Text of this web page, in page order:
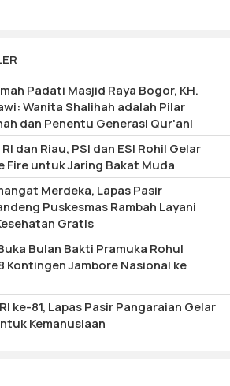
Padati Masjid Raya Bogor, KH.
Wanita Shalihah adalah Pilar
dan Penentu Generasi Qur'ani
dan Riau, PSI dan ESI Rohil Gelar
Fire untuk Jaring Bakat Muda
Merdeka, Lapas Pasir
Puskesmas Rambah Layani
Gratis
Bulan Bakti Pramuka Rohul
Kontingen Jambore Nasional ke
ke-81, Lapas Pasir Pangaraian Gelar
Kemanusiaan